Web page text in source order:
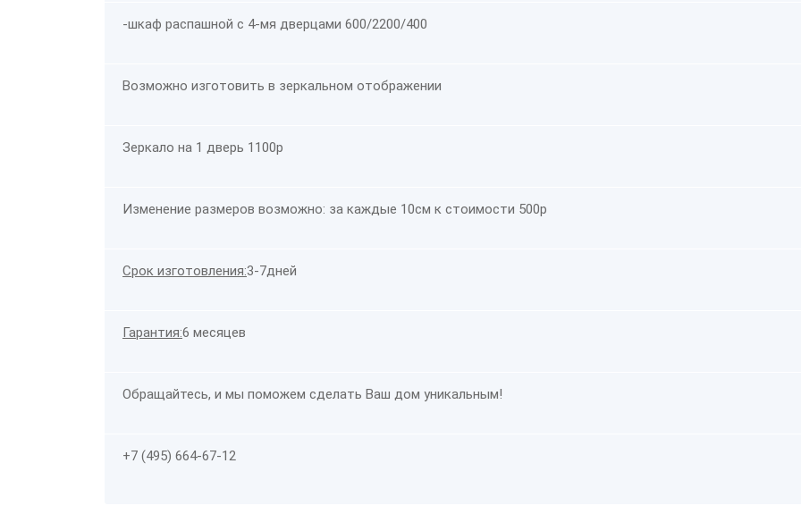
-шкаф распашной с 4-мя дверцами 600/2200/400
Возможно изготовить в зеркальном отображении
Зеркало на 1 дверь 1100р
Изменение размеров возможно: за каждые 10см к стоимости 500р
Срок изготовления:3-7дней
Гарантия:6 месяцев
Обращайтесь, и мы поможем сделать Ваш дом уникальным!
+7 (495) 664-67-12